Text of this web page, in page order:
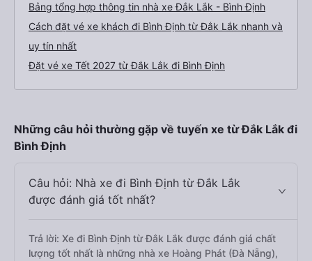
Bảng tổng hợp thông tin nhà xe Đắk Lắk - Bình Định
Cách đặt vé xe khách đi Bình Định từ Đắk Lắk nhanh và
uy tín nhất
Đặt vé xe Tết 2027 từ Đắk Lắk đi Bình Định
Những câu hỏi thường gặp về tuyến xe từ Đắk Lắk đi
Bình Định
Câu hỏi: Nhà xe đi Bình Định từ Đắk Lắk
được đánh giá tốt nhất?
Trả lời: Xe đi Bình Định từ Đắk Lắk được đánh giá chất
lượng tốt nhất là những nhà xe Hoàng Phát (Đà Nẵng),